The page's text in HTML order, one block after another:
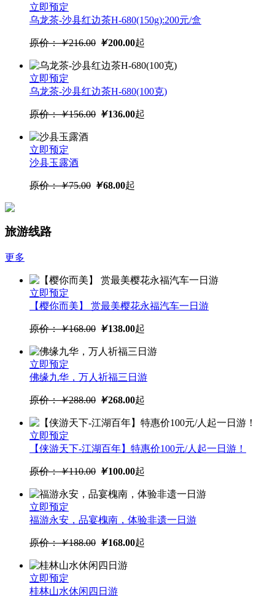
立即预定
乌龙茶-沙县红边茶H-680(150g):200元/盒
原价：￥216.00 ￥200.00起
立即预定
乌龙茶-沙县红边茶H-680(100克)
原价：￥156.00 ￥136.00起
立即预定
沙县玉露酒
原价：￥75.00 ￥68.00起
旅游线路
更多
立即预定
【樱你而美】 赏最美樱花永福汽车一日游
原价：￥168.00 ￥138.00起
立即预定
佛缘九华，万人祈福三日游
原价：￥288.00 ￥268.00起
立即预定
【侠游天下-江湖百年】特惠价100元/人起一日游！
原价：￥110.00 ￥100.00起
立即预定
福游永安，品宴槐南，体验非遗一日游
原价：￥188.00 ￥168.00起
立即预定
桂林山水休闲四日游